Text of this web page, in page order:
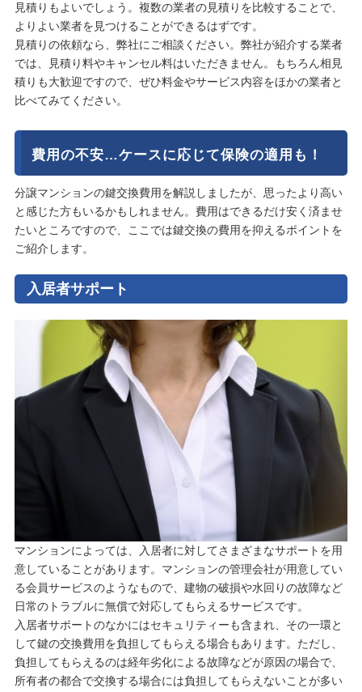
見積りもよいでしょう。複数の業者の見積りを比較することで、
よりよい業者を見つけることができるはずです。
見積りの依頼なら、弊社にご相談ください。弊社が紹介する業者
では、見積り料やキャンセル料はいただきません。もちろん相見
積りも大歓迎ですので、ぜひ料金やサービス内容をほかの業者と
比べてみてください。
費用の不安…ケースに応じて保険の適用も！
分譲マンションの鍵交換費用を解説しましたが、思ったより高い
と感じた方もいるかもしれません。費用はできるだけ安く済ませ
たいところですので、ここでは鍵交換の費用を抑えるポイントを
ご紹介します。
入居者サポート
マンションによっては、入居者に対してさまざまなサポートを用
意していることがあります。マンションの管理会社が用意してい
る会員サービスのようなもので、建物の破損や水回りの故障など
日常のトラブルに無償で対応してもらえるサービスです。
入居者サポートのなかにはセキュリティーも含まれ、その一環と
して鍵の交換費用を負担してもらえる場合もあります。ただし、
負担してもらえるのは経年劣化による故障などが原因の場合で、
所有者の都合で交換する場合には負担してもらえないことが多い